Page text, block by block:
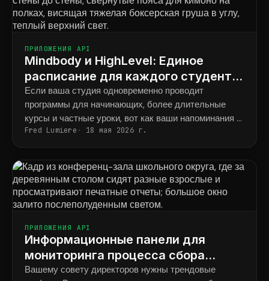
ПРИЛОЖЕНИЯ API
Mindbody и HighLevel: Единое
расписание для каждого студента
во всех программах.
Если ваша студия одновременно проводит
программы для начинающих, более длительные
курсы и частные уроки, вот как ваши напоминания в
итоге будут соответствовать тому, что фактически
забронировал каждый ученик.
Fred Lumiere 18 мая 2026 г.
ПРИЛОЖЕНИЯ API
Информационные панели для
мониторинга процесса сбора
средств в режиме реального
Вашему совету директоров нужны трендовые